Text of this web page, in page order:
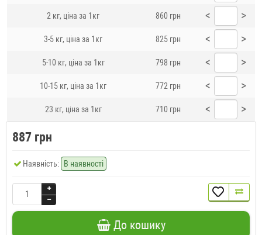
2 кг, ціна за 1кг 860 грн < >
3-5 кг, ціна за 1кг 825 грн < >
5-10 кг, ціна за 1кг 798 грн < >
10-15 кг, ціна за 1кг 772 грн < >
23 кг, ціна за 1кг 710 грн < >
887 грн
Наявність: В наявності
До кошику